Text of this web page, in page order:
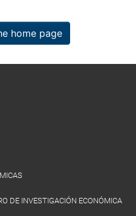
home page
DE INVESTIGACIÓN ECONÓMICA